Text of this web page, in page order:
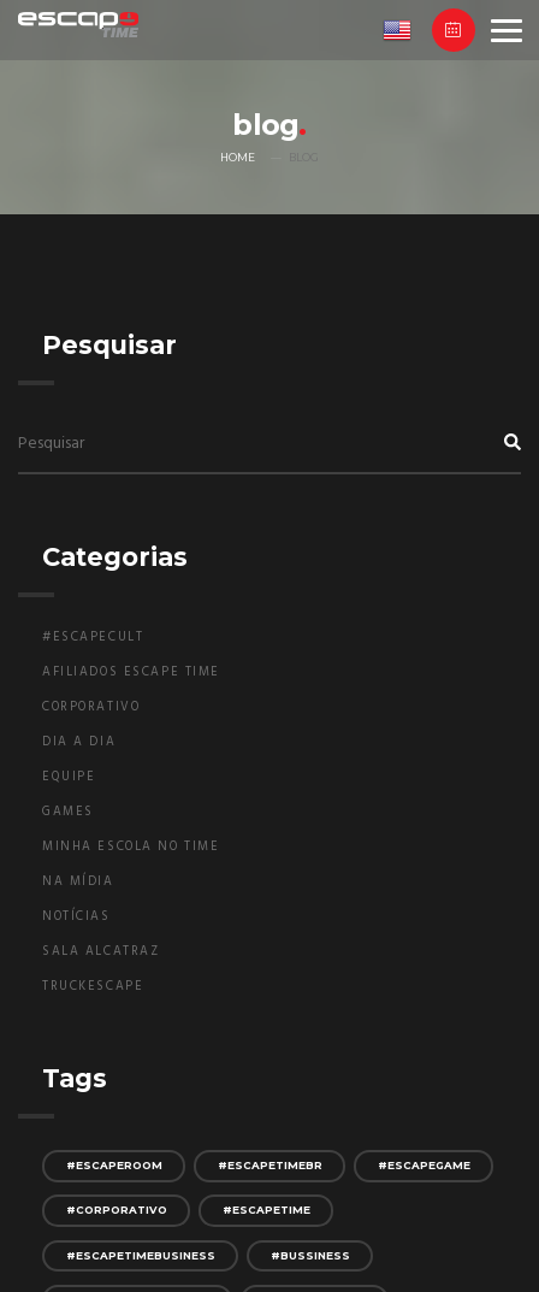
blog
HOME
Pesquisar
Categorias
#ESCAPECULT
AFILIADOS ESCAPE TIME
CORPORATIVO
DIA A DIA
EQUIPE
GAMES
MINHA ESCOLA NO TIME
NA MÍDIA
NOTÍCIAS
SALA ALCATRAZ
TRUCKESCAPE
Tags
#ESCAPEROOM #ESCAPETIMEBR #ESCAPEGAME
#CORPORATIVO #ESCAPETIME
#ESCAPETIMEBUSINESS #BUSSINESS